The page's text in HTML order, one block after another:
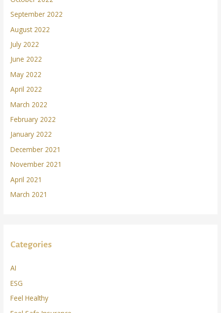
September 2022
August 2022
July 2022
June 2022
May 2022
April 2022
March 2022
February 2022
January 2022
December 2021
November 2021
April 2021
March 2021
Categories
AI
ESG
Feel Healthy